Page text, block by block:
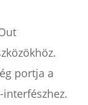
portja a